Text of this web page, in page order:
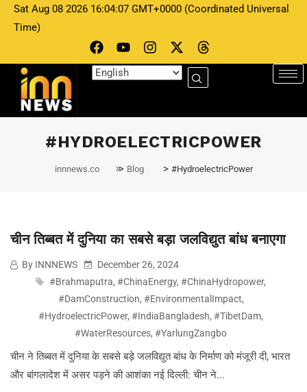
Sat Aug 08 2026 16:04:07 GMT+0000 (Coordinated Universal
Time)
#HYDROELECTRICPOWER
innnews.co > Blog > #HydroelectricPower
INNNEWS
चीन तिब्बत में दुनिया का सबसे बड़ा जलविद्युत बांध
चीन तिब्बत में दुनिया का सबसे बड़ा जलविद्युत बांध बनाएगा
By INNNEWS
December 26, 2024
#Brahmaputra, #ChinaEnergy, #ChinaHydropower,
#DamConstruction, #EnvironmentalImpact,
#HydroelectricPower, #IndiaBangladesh, #TibetDam,
#WaterResources, #YarlungZangbo
चीन ने तिब्बत में दुनिया के सबसे बड़े जलविद्युत बांध के निर्माण को मंजूरी दी, भारत
और बांगलादेश में असर पड़ने की आशंका नई दिल्ली: चीन ने...